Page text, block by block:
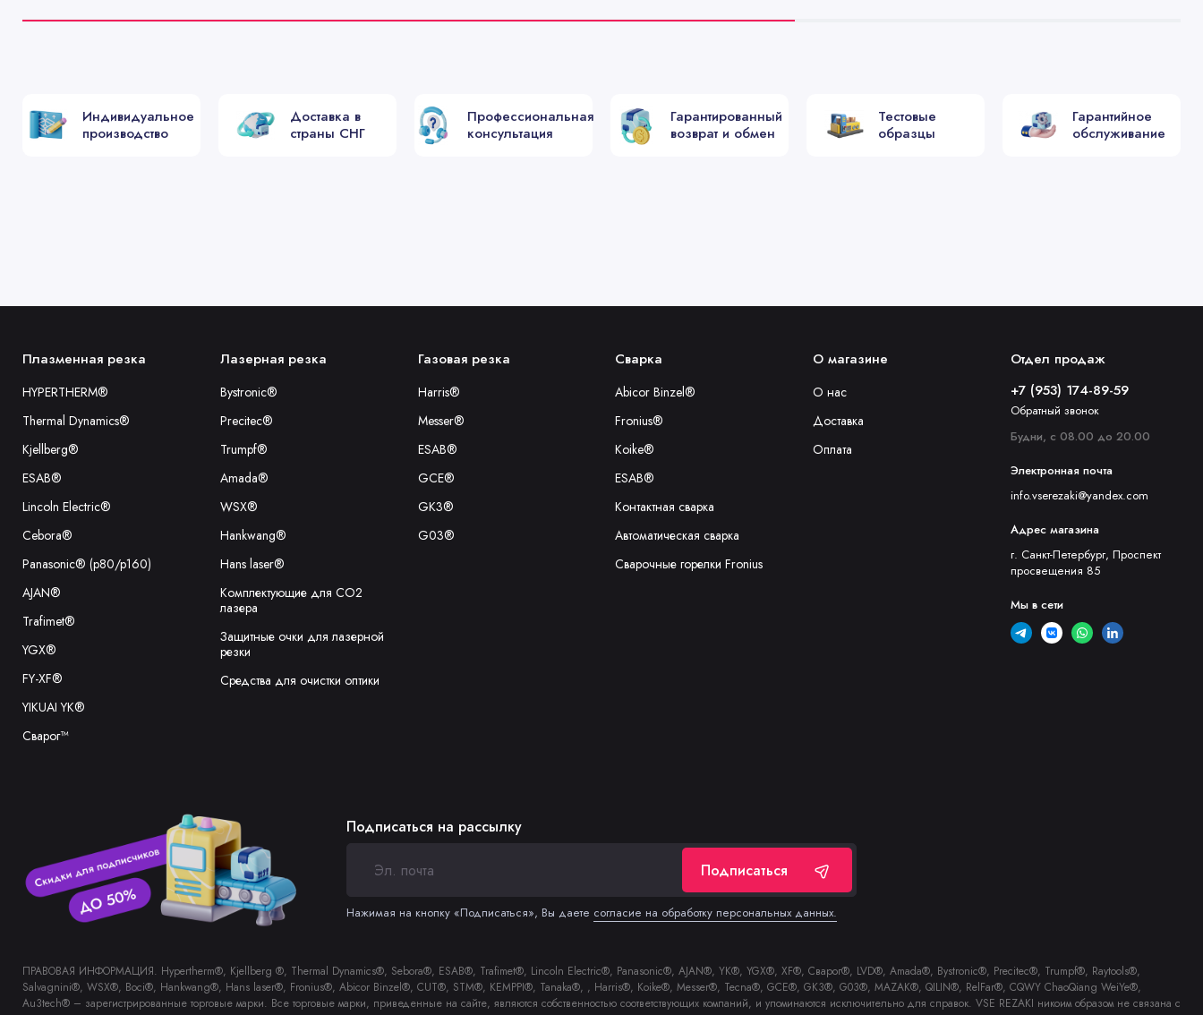
Индивидуальное
производство
Доставка в
страны СНГ
Профессиональная
консультация
Гарантированный
возврат и обмен
Тестовые
образцы
Гарантийное
обслуживание
Плазменная резка
HYPERTHERM®
Thermal Dynamics®
Kjellberg®
ESAB®
Lincoln Electric®
Cebora®
Panasonic® (p80/p160)
AJAN®
Trafimet®
YGX®
FY-XF®
YIKUAI YK®
Сварог™
Лазерная резка
Bystronic®
Precitec®
Trumpf®
Amada®
WSX®
Hankwang®
Hans laser®
Комплектующие для CO2
лазера
Защитные очки для лазерной
резки
Средства для очистки оптики
Газовая резка
Harris®
Messer®
ESAB®
GCE®
GK3®
G03®
Сварка
Abicor Binzel®
Fronius®
Koike®
ESAB®
Контактная сварка
Автоматическая сварка
Сварочные горелки Fronius
О магазине
О нас
Доставка
Оплата
Отдел продаж
+7 (953) 174-89-59
Обратный звонок
Будни, с 08.00 до 20.00
Электронная почта
info.vserezaki@yandex.com
Адрес магазина
г. Санкт-Петербург, Проспект
просвещения 85
Мы в сети
Подписаться на рассылку
Подписаться
Нажимая на кнопку «Подписаться», Вы даете согласие на обработку персональных данных.
ПРАВОВАЯ ИНФОРМАЦИЯ. Hypertherm®, Kjellberg ®, Thermal Dynamics®, Sebora®, ESAB®, Trafimet®, Lincoln Electric®, Panasonic®, AJAN®, YK®, YGX®, XF®, Сварог®, LVD®, Amada®, Bystronic®, Precitec®, Trumpf®, Raytools®,
Salvagnini®, WSX®, Boci®, Hankwang®, Hans laser®, Fronius®, Abicor Binzel®, CUT®, STM®, KEMPPI®, Tanaka®, , Harris®, Koike®, Messer®, Tecna®, GCE®, GK3®, G03®, MAZAK®, QILIN®, RelFar®, CQWY ChaoQiang WeiYe®,
Au3tech® – зарегистрированные торговые марки. Все торговые марки, приведенные на сайте, являются собственностью соответствующих компаний, и упоминаются исключительно для справок. VSE REZAKI никоим образом не связана с